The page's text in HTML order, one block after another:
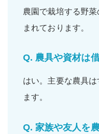
農園で栽培する野菜
まれております。
Q. 農具や資材は
はい。主要な農具は
ます。
Q. 家族や友人を